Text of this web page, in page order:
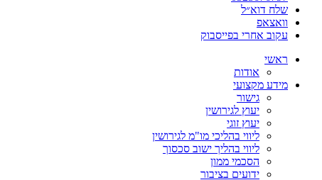
שלח דוא״ל
וואצאפ
עקוב אחרי בפייסבוק
ראשי
אודות
מידע מקצועי
גישור
יעוץ לגירושין
יעוץ זוגי
ליווי בהליכי מו"מ לגירושין
ליווי בהליך ישוב סכסוך
הסכמי ממון
ידועים בציבור